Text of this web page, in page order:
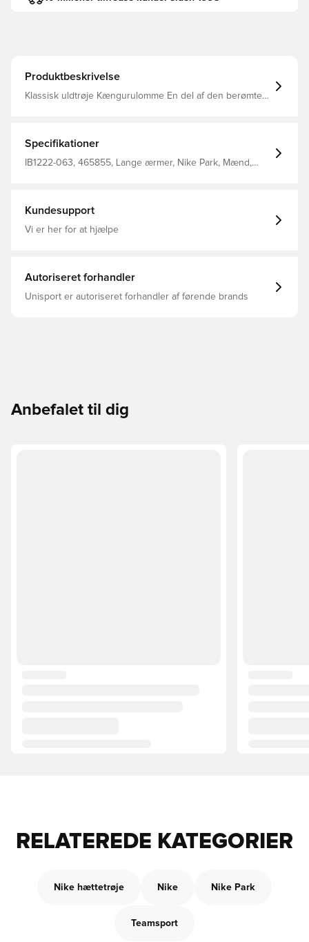
Produktbeskrivelse
Klassisk uldtrøje Kængurulomme En del af den berømte
Specifikationer
IB1222-063, 465855, Lange ærmer, Nike Park, Mænd,
Kundesupport
Vi er her for at hjælpe
Autoriseret forhandler
Unisport er autoriseret forhandler af førende brands
Anbefalet til dig
RELATEREDE KATEGORIER
Nike hættetrøje Nike Nike Park
Teamsport